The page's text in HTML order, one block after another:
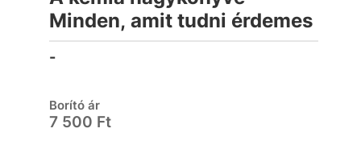
Minden, amit tudni érdemes
-
Borító ár
7 500 Ft